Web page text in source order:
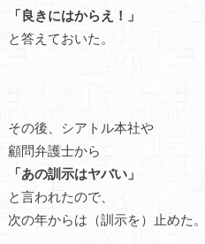
「良きにはからえ！」
と答えておいた。
その後、シアトル本社や
顧問弁護士から
「あの訓示はヤバい」
と言われたので、
次の年からは（訓示を）止めた。